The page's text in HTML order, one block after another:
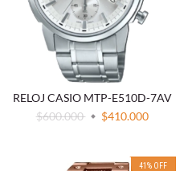
RELOJ CASIO MTP-E510D-7AV
$600.000
$410.000
41 % OFF